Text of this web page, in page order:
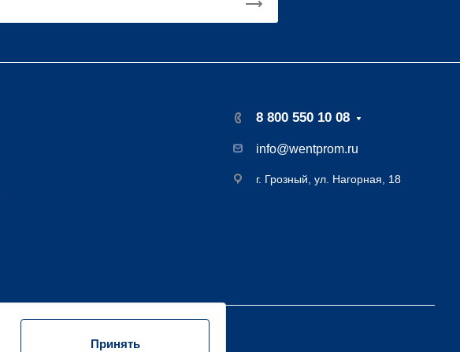
8 800 550 10 08
info@wentprom.ru
г. Грозный, ул. Нагорная, 18
Принять